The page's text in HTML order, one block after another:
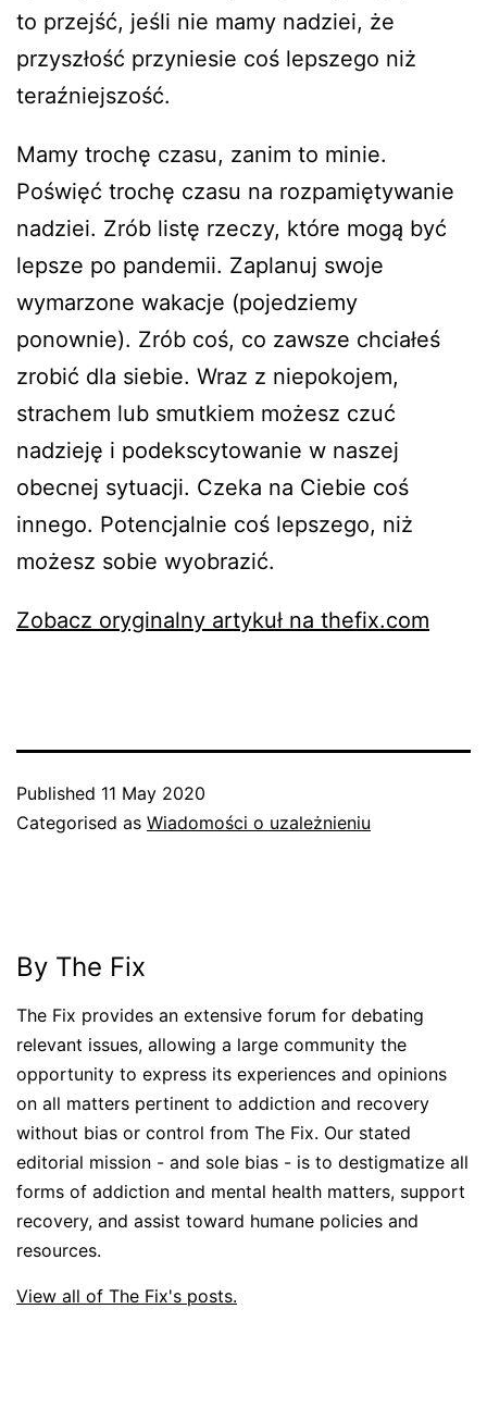
to przejść, jeśli nie mamy nadziei, że
przyszłość przyniesie coś lepszego niż
teraźniejszość.
Mamy trochę czasu, zanim to minie.
Poświęć trochę czasu na rozpamiętywanie
nadziei. Zrób listę rzeczy, które mogą być
lepsze po pandemii. Zaplanuj swoje
wymarzone wakacje (pojedziemy
ponownie). Zrób coś, co zawsze chciałeś
zrobić dla siebie. Wraz z niepokojem,
strachem lub smutkiem możesz czuć
nadzieję i podekscytowanie w naszej
obecnej sytuacji. Czeka na Ciebie coś
innego. Potencjalnie coś lepszego, niż
możesz sobie wyobrazić.
Zobacz oryginalny artykuł na thefix.com
Published 11 May 2020
Categorised as Wiadomości o uzależnieniu
By The Fix
The Fix provides an extensive forum for debating
relevant issues, allowing a large community the
opportunity to express its experiences and opinions
on all matters pertinent to addiction and recovery
without bias or control from The Fix. Our stated
editorial mission - and sole bias - is to destigmatize all
forms of addiction and mental health matters, support
recovery, and assist toward humane policies and
resources.
View all of The Fix's posts.